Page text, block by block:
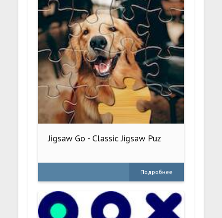
Jigsaw Go - Classic Jigsaw Puz
Подробнее